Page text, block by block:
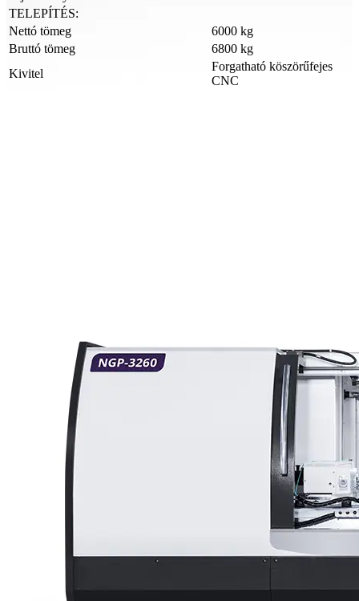
TELEPÍTÉS:
Nettó tömeg
6000 kg
Bruttó tömeg
6800 kg
Kivitel
Forgatható köszörűfejes
CNC